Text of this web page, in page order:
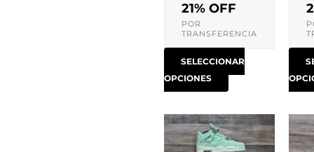
21% OFF
POR
TRANSFERENCIA
SELECCIONAR
OPCIONES
Este
producto